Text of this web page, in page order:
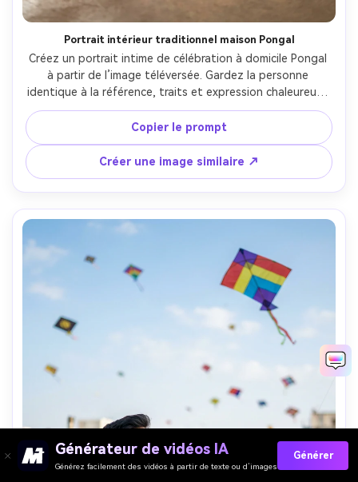
Portrait intérieur traditionnel maison Pongal
Créez un portrait intime de célébration à domicile Pongal
à partir de l’image téléversée. Gardez la personne
identique à la référence, traits et expression chaleureuse
naturelle. Pour les femmes : sari élégant, bijoux
traditionnels et jasmin dans les cheveux. Pour les hommes
: veshti blanc et chemise ou kurta colorée. Décor : intérieur
de maison traditionnelle du sud, murs texturés rustiques
et éléments en bois. Ornements Pongal : guirlandes de
soucis suspendues, lampes à huile en laiton, motifs kolam
et pots décorés. Lumière naturelle entrant par la fenêtre
avec jeux d’ombres et ambiance chaleureuse. Position
assise ou debout près des éléments traditionnels, faible
profondeur de champ. Photo d’intérieur
cinématographique, esthétique Instagram aux tons dorés.
Textures et éclairage ultra-réalistes—atmosphère
authentique et chaleureuse Pongal à la maison.
Copier le prompt
Créer une image similaire ↗
Générateur de vidéos IA
Générez facilement des vidéos à partir de texte ou d’images
Générer